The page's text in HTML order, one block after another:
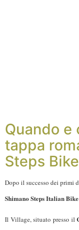
Quando e
tappa
Steps
Dopo il successo dei primi
Shimano Steps Italian
Il Village, situato presso il